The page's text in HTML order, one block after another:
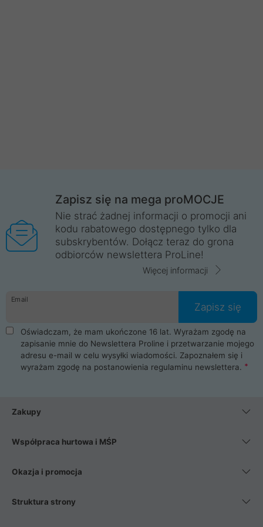
Zapisz się na mega proMOCJE
Nie strać żadnej informacji o promocji ani
kodu rabatowego dostępnego tylko dla
subskrybentów. Dołącz teraz do grona
odbiorców newslettera ProLine!
Więcej informacji
Email
Zapisz się
Oświadczam, że mam ukończone 16 lat. Wyrażam zgodę na
zapisanie mnie do Newslettera Proline i przetwarzanie mojego
adresu e-mail w celu wysyłki wiadomości. Zapoznałem się i
wyrażam zgodę na postanowienia regulaminu newslettera.
Zakupy
Współpraca hurtowa i MŚP
Okazja i promocja
Struktura strony